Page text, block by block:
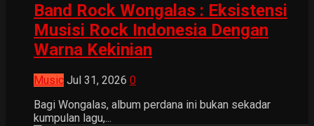
Band Rock Wongalas : Eksistensi
Musisi Rock Indonesia Dengan
Warna Kekinian
Music Jul 31, 2026 0
Bagi Wongalas, album perdana ini bukan sekadar
kumpulan lagu,...